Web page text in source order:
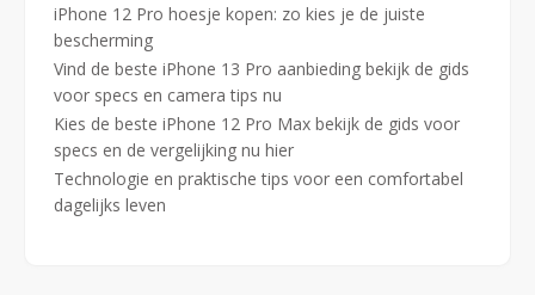
iPhone 12 Pro hoesje kopen: zo kies je de juiste
bescherming
Vind de beste iPhone 13 Pro aanbieding bekijk de gids
voor specs en camera tips nu
Kies de beste iPhone 12 Pro Max bekijk de gids voor
specs en de vergelijking nu hier
Technologie en praktische tips voor een comfortabel
dagelijks leven